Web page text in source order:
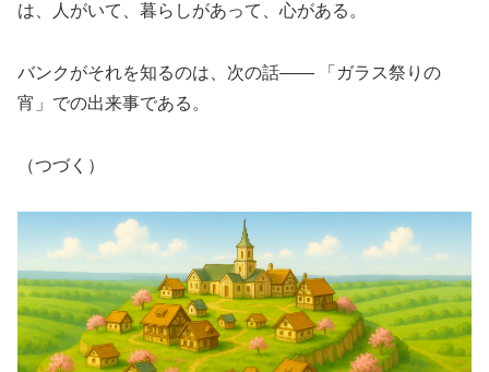
は、人がいて、暮らしがあって、心がある。
バンクがそれを知るのは、次の話―― 「ガラス祭りの
宵」での出来事である。
（つづく）